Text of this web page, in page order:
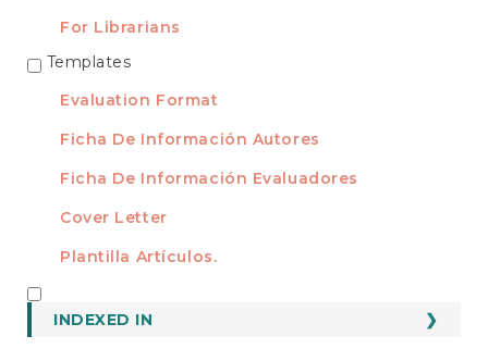
For Librarians
TEMPLATES
Templates
Evaluation Format
Ficha De Información Autores
Ficha De Información Evaluadores
Cover Letter
Plantilla Artículos.
INDEXED IN